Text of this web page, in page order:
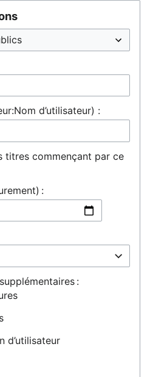
d’utilisateur) :
titres commençant par ce
:
:
d’utilisateur